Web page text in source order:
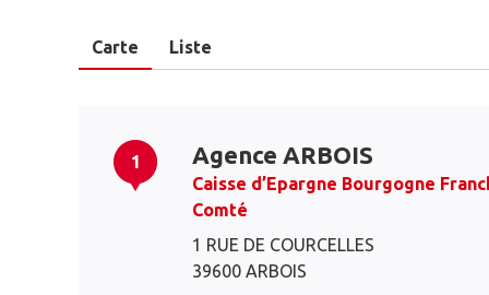
Carte Liste
1 Agence ARBOIS
Caisse d’Epargne Bourgogne
Comté
1 RUE DE COURCELLES
39600 ARBOIS